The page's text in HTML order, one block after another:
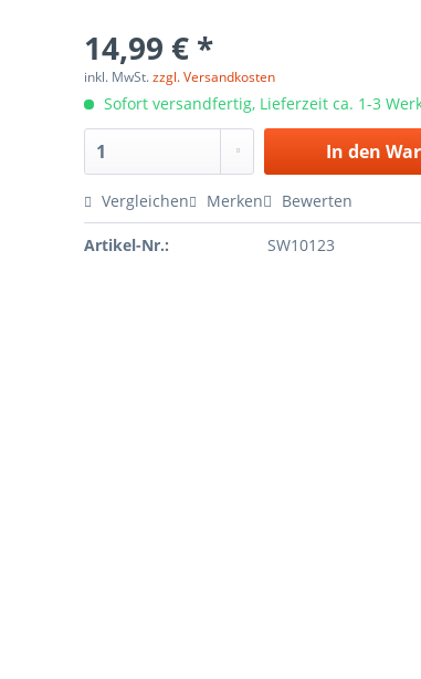
14,99 € *
inkl. MwSt.zzgl. Versandkosten
Sofort versandfertig, Lieferzeit ca. 1-3
In den
Vergleichen Merken Bewerten
Artikel-Nr.: SW10123